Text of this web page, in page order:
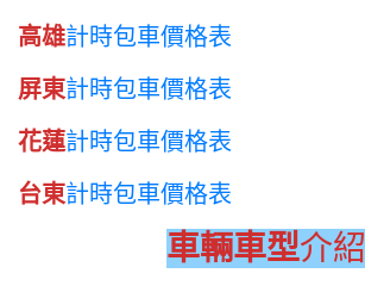
高雄計時包車價格表
屏東計時包車價格表
花蓮計時包車價格表
台東計時包車價格表
車輛車型介紹